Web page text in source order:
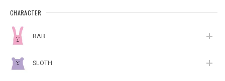
CHARACTER
RAB
SLOTH